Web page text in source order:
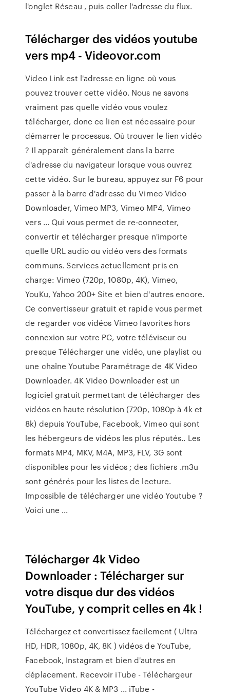
l'onglet Réseau , puis coller l'adresse du flux.
Télécharger des vidéos youtube
vers mp4 - Videovor.com
Video Link est l'adresse en ligne où vous
pouvez trouver cette vidéo. Nous ne savons
vraiment pas quelle vidéo vous voulez
télécharger, donc ce lien est nécessaire pour
démarrer le processus. Où trouver le lien vidéo
? Il apparaît généralement dans la barre
d'adresse du navigateur lorsque vous ouvrez
cette vidéo. Sur le bureau, appuyez sur F6 pour
passer à la barre d'adresse du Vimeo Video
Downloader, Vimeo MP3, Vimeo MP4, Vimeo
vers ... Qui vous permet de re-connecter,
convertir et télécharger presque n'importe
quelle URL audio ou vidéo vers des formats
communs. Services actuellement pris en
charge: Vimeo (720p, 1080p, 4K), Vimeo,
YouKu, Yahoo 200+ Site et bien d'autres encore.
Ce convertisseur gratuit et rapide vous permet
de regarder vos vidéos Vimeo favorites hors
connexion sur votre PC, votre téléviseur ou
presque Télécharger une vidéo, une playlist ou
une chaîne Youtube Paramétrage de 4K Video
Downloader. 4K Video Downloader est un
logiciel gratuit permettant de télécharger des
vidéos en haute résolution (720p, 1080p à 4k et
8k) depuis YouTube, Facebook, Vimeo qui sont
les hébergeurs de vidéos les plus réputés.. Les
formats MP4, MKV, M4A, MP3, FLV, 3G sont
disponibles pour les vidéos ; des fichiers .m3u
sont générés pour les listes de lecture.
Impossible de télécharger une vidéo Youtube ?
Voici une ...
Télécharger 4k Video
Downloader : Télécharger sur
votre disque dur des vidéos
YouTube, y comprit celles en 4k !
Téléchargez et convertissez facilement ( Ultra
HD, HDR, 1080p, 4K, 8K ) vidéos de YouTube,
Facebook, Instagram et bien d'autres en
déplacement. Recevoir iTube - Téléchargeur
YouTube Video 4K & MP3 ... iTube -